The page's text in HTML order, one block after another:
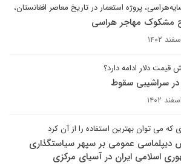
پروژه استعمار در تاریخ معاصر افغانستان،
مشکوک مهاجر هراسی
قیمت دلار ادامه دارد؟
در سراشیبی سقوط
که می توان بهترین استفاده را از آن کرد
دیپلماسی عمومی بر سپهر سیاستگذاری
اسلامی ایران در آسیای مرکزی